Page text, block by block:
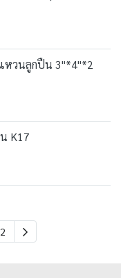
หวนลูกปืน 3"*4"*2
K17